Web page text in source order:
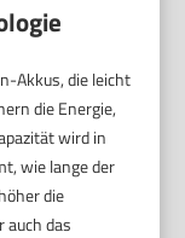
Akkus, die leicht
die Energie,
wird in
wie lange der
die
auch das